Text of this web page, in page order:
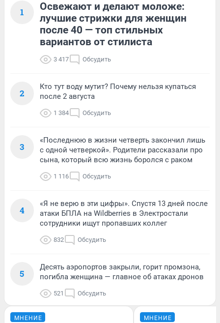
1
Освежают и делают моложе:
лучшие стрижки для женщин
после 40 — топ стильных
вариантов от стилиста
3 417 Обсудить
2
Кто тут воду мутит? Почему нельзя купаться
после 2 августа
1 384 Обсудить
3
«Последнюю в жизни четверть закончил лишь
с одной четверкой». Родители рассказали про
сына, который всю жизнь боролся с раком
1 116 Обсудить
4
«Я не верю в эти цифры». Спустя 13 дней после
атаки БПЛА на Wildberries в Электростали
сотрудники ищут пропавших коллег
832 Обсудить
5
Десять аэропортов закрыли, горит промзона,
погибла женщина — главное об атаках дронов
521 Обсудить
МНЕНИЕ МНЕНИЕ